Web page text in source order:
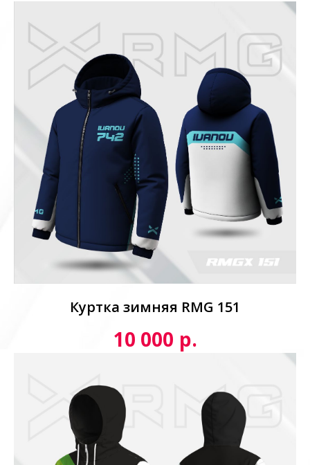
Куртка зимняя RMG 151
10 000 р.